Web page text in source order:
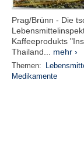
Prag/Brünn - Die
Kaffeeprodukts
Thailand... mehr ›
Themen:
Medikamente